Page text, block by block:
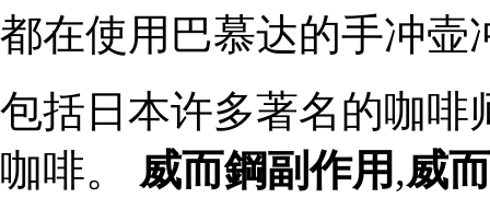
都在使用巴慕达的手冲壶
包括日本许多著名的咖啡
咖啡。 威而鋼副作用 ,威